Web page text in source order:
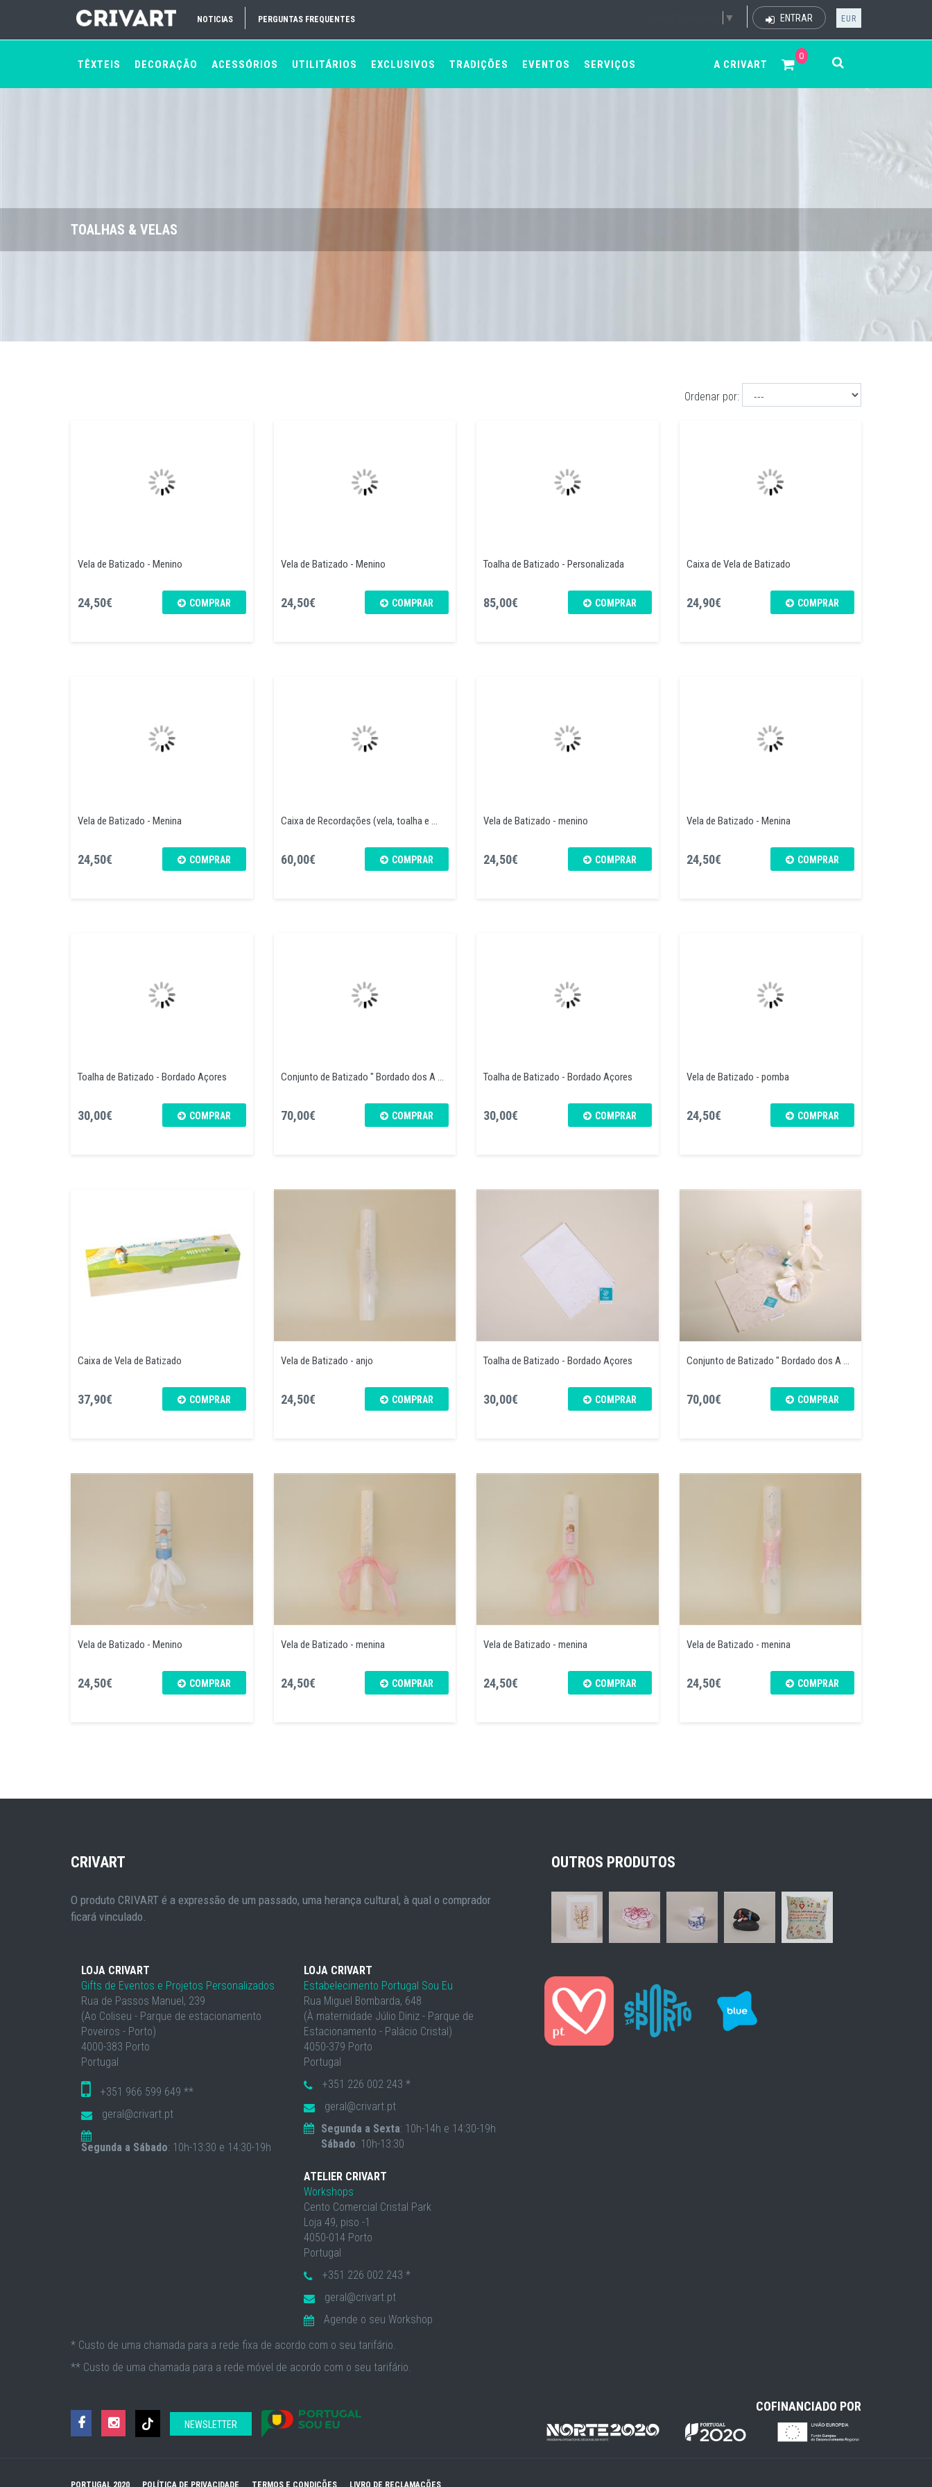
NOTICIAS PERGUNTAS FREQUENTES ▼ ENTRAR EUR
TÊXTEIS DECORAÇÃO ACESSÓRIOS UTILITÁRIOS EXCLUSIVOS TRADIÇÕES EVENTOS SERVIÇOS
0
A CRIVART
TOALHAS & VELAS
Ordenar por:
Vela de Batizado - Menino
24,50€ COMPRAR
Vela de Batizado - Menino
24,50€ COMPRAR
Toalha de Batizado - Personalizada
85,00€ COMPRAR
Caixa de Vela de Batizado
24,90€ COMPRAR
Vela de Batizado - Menina
24,50€ COMPRAR
Caixa de Recordações (vela, toalha e ...
60,00€ COMPRAR
Vela de Batizado - menino
24,50€ COMPRAR
Vela de Batizado - Menina
24,50€ COMPRAR
Toalha de Batizado - Bordado Açores
30,00€ COMPRAR
Conjunto de Batizado " Bordado dos A ...
70,00€ COMPRAR
Toalha de Batizado - Bordado Açores
30,00€ COMPRAR
Vela de Batizado - pomba
24,50€ COMPRAR
Caixa de Vela de Batizado
37,90€ COMPRAR
Vela de Batizado - anjo
24,50€ COMPRAR
Toalha de Batizado - Bordado Açores
30,00€ COMPRAR
Conjunto de Batizado " Bordado dos A ...
70,00€ COMPRAR
Vela de Batizado - Menino
24,50€ COMPRAR
Vela de Batizado - menina
24,50€ COMPRAR
Vela de Batizado - menina
24,50€ COMPRAR
Vela de Batizado - menina
24,50€ COMPRAR
CRIVART
O produto CRIVART é a expressão de um passado, uma herança cultural, à qual o comprador
ficará vinculado.
LOJA CRIVART
Gifts de Eventos e Projetos Personalizados
Rua de Passos Manuel, 239
(Ao Coliseu - Parque de estacionamento
Poveiros - Porto)
4000-383 Porto
Portugal
+351 966 599 649 **
geral@crivart.pt
Segunda a Sábado: 10h-13:30 e 14:30-19h
LOJA CRIVART
Estabelecimento Portugal Sou Eu
Rua Miguel Bombarda, 648
(À maternidade Júlio Diniz - Parque de
Estacionamento - Palácio Cristal)
4050-379 Porto
Portugal
+351 226 002 243 *
geral@crivart.pt
Segunda a Sexta: 10h-14h e 14:30-19h
Sábado: 10h-13:30
ATELIER CRIVART
Workshops
Cento Comercial Cristal Park
Loja 49, piso -1
4050-014 Porto
Portugal
+351 226 002 243 *
geral@crivart.pt
Agende o seu Workshop
OUTROS PRODUTOS
* Custo de uma chamada para a rede fixa de acordo com o seu tarifário.
** Custo de uma chamada para a rede móvel de acordo com o seu tarifário.
NEWSLETTER
COFINANCIADO POR